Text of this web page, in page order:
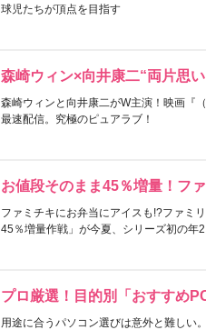
球児たちが頂点を目指す
森崎ウィン×向井康二“両片思
森崎ウィンと向井康二がW主演！映画『
最速配信。究極のピュアラブ！
お値段そのまま45％増量！フ
ファミチキにお弁当にアイスも!?ファミ
45％増量作戦」が今夏、シリーズ初の年2
プロ厳選！目的別「おすすめ
用途に合うパソコン選びは意外と難しい